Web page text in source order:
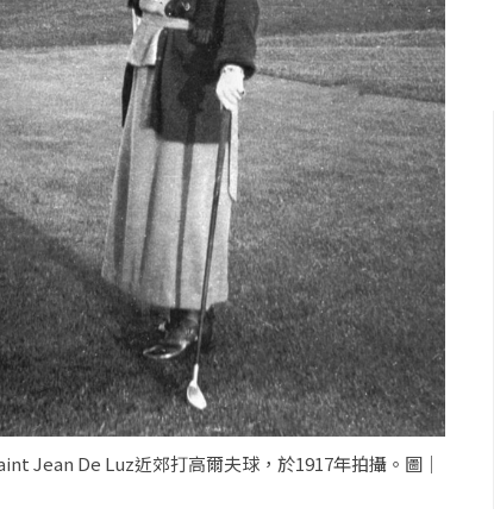
Jean De Luz近郊打高爾夫球，於1917年拍攝。圖｜